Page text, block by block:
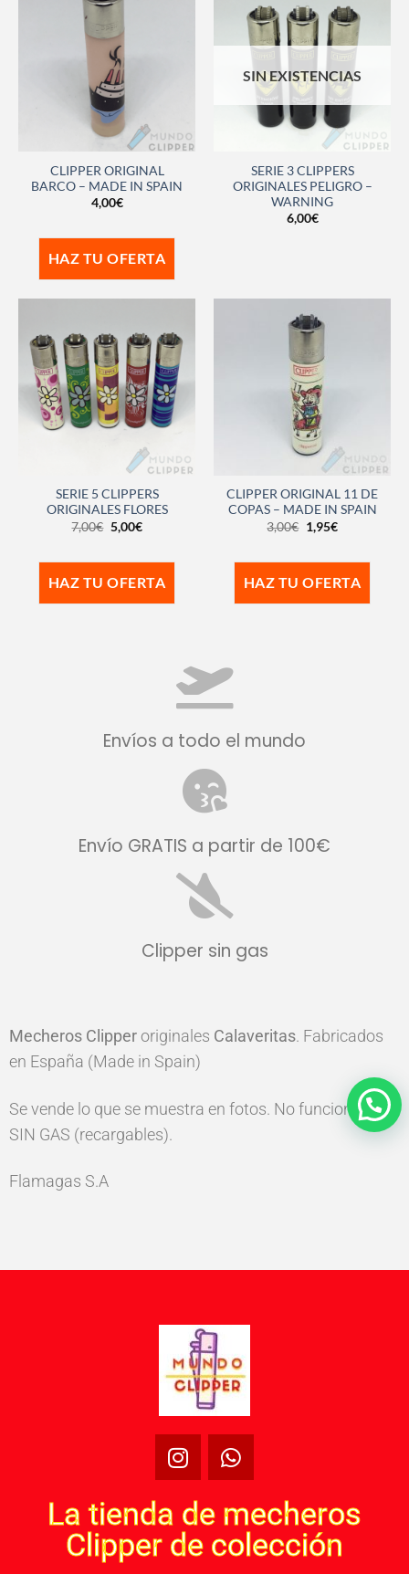
CLIPPER ORIGINAL
BARCO – MADE IN SPAIN
4,00€
HAZ TU OFERTA
SIN EXISTENCIAS
SERIE 3 CLIPPERS
ORIGINALES PELIGRO –
WARNING
6,00€
SERIE 5 CLIPPERS
ORIGINALES FLORES
7,00€ 5,00€
HAZ TU OFERTA
CLIPPER ORIGINAL 11 DE
COPAS – MADE IN SPAIN
3,00€ 1,95€
HAZ TU OFERTA
Envíos a todo el mundo
Envío GRATIS a partir de 100€
Clipper sin gas
Mecheros Clipper originales Calaveritas. Fabricados
en España (Made in Spain)
Se vende lo que se muestra en fotos. No funcionan,
SIN GAS (recargables).
Flamagas S.A
La tienda de mecheros
Clipper de colección